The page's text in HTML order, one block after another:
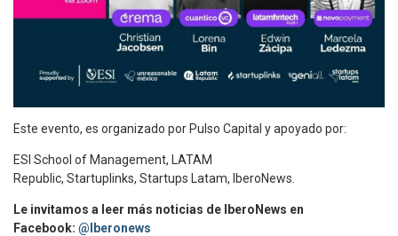
Este evento, es organizado por Pulso Capital y apoyado por:
ESI School of Management, LATAM
Republic, Startuplinks, Startups Latam, IberoNews.
Le invitamos a leer más noticias de IberoNews en
Facebook: @Iberonews